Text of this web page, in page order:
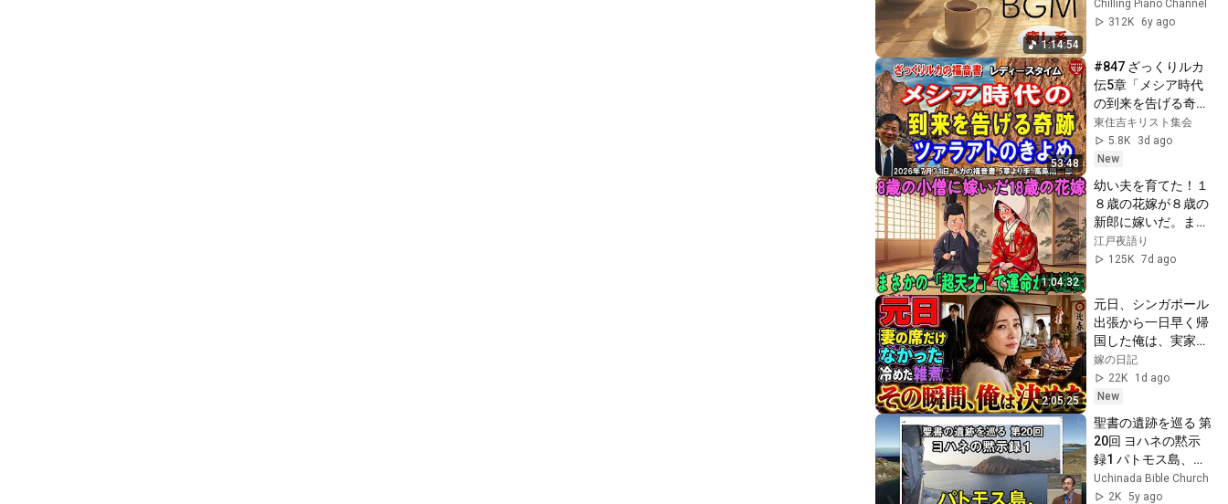
1:14:54
Piano
Chilling Piano Channel
312K
6y ago
53:48
#847 ざっくりルカ
伝5章「メシア時代
の到来を告げる奇
跡」～ツァラアトの
きよめ～ ルカの福音
書 5章より 高原剛一
郎 2026年7月31日
レディ－スタイム
東住吉キリスト集会
5.8K
3d ago
New
1:04:32
幼い夫を育てた！１
８歳の花嫁が８歳の
新郎に嫁いだ。まさ
か少年が天才だった
とは… 【感動・朗
江戸夜語り
125K 7d ago
2:05:25
元日、シンガポール
出張から一日早く帰
国した俺は、実家の
食卓に妻の座布団だ
けがないことに気づ
いた。上機嫌な母の
横を通り、台所で冷
えた雑煮を一人です
する妻を見た瞬間、
俺は黙って翌朝の手
続きを決めた――
嫁の日記
22K
1d ago
New
聖書の遺跡を巡る 第
20回 ヨハネの黙示
録1 パトモス島、エ
ペソ
Uchinada Bible Church
2K 5y ago